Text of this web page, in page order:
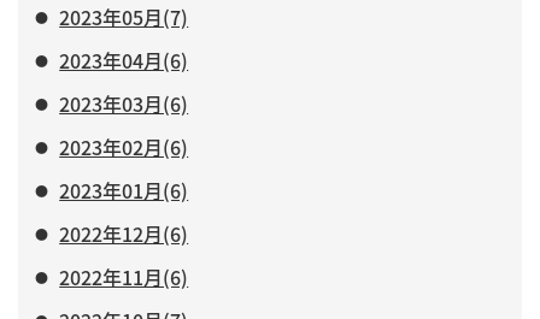
2023年05月(7)
2023年04月(6)
2023年03月(6)
2023年02月(6)
2023年01月(6)
2022年12月(6)
2022年11月(6)